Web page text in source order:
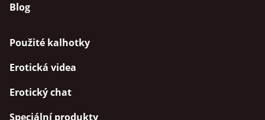
Blog
Použité kalhotky
Erotická videa
Erotický chat
Speciální produkty